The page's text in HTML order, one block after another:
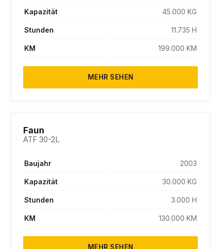
Kapazität 45.000 KG
Stunden 11.735 H
KM 199.000 KM
MEHR SEHEN
Faun
ATF 30-2L
Baujahr 2003
Kapazität 30.000 KG
Stunden 3.000 H
KM 130.000 KM
MEHR SEHEN